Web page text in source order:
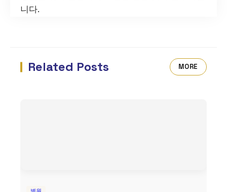
니다.
Related Posts MORE